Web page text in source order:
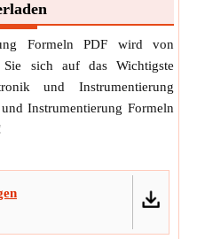
Formeln PDF wird von
Sie sich auf das Wichtigste
und Instrumentierung
Instrumentierung Formeln